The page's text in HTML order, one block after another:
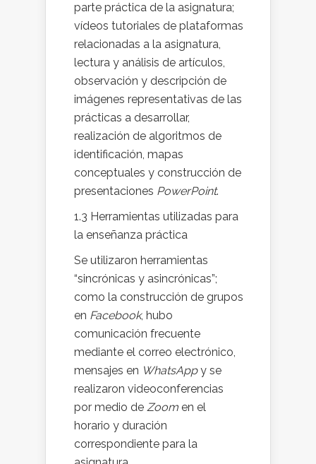
parte práctica de la asignatura;
vídeos tutoriales de plataformas
relacionadas a la asignatura,
lectura y análisis de artículos,
observación y descripción de
imágenes representativas de las
prácticas a desarrollar,
realización de algoritmos de
identificación, mapas
conceptuales y construcción de
presentaciones PowerPoint.
1.3 Herramientas utilizadas para
la enseñanza práctica
Se utilizaron herramientas
“sincrónicas y asincrónicas”;
como la construcción de grupos
en Facebook, hubo
comunicación frecuente
mediante el correo electrónico,
mensajes en WhatsAppy se
realizaron videoconferencias
por medio de Zoom en el
horario y duración
correspondiente para la